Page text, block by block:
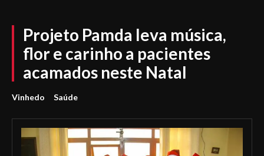
Projeto Pamda leva música,
flor e carinho a pacientes
acamados neste Natal
Vinhedo Saúde